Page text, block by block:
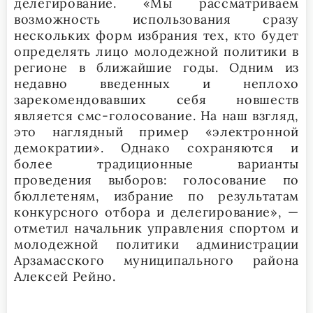
возможность использования сразу
нескольких форм избрания тех, кто будет
определять лицо молодежной политики в
регионе в ближайшие годы. Одним из
недавно введенных и неплохо
зарекомендовавших себя новшеств
является смс-голосование. На наш взгляд,
это наглядный пример «электронной
демократии». Однако сохраняются и
более традиционные варианты
проведения выборов: голосование по
бюллетеням, избрание по результатам
конкурсного отбора и делегирование», —
отметил начальник управления спортом и
молодежной политики администрации
Арзамасского муниципального района
Алексей Рейно.